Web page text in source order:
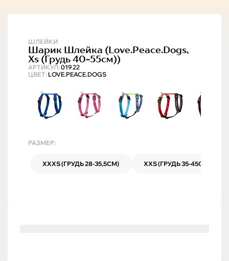
ШЛЕЙКИ
АРТИКУЛ: 01922
Шарик Шлейка (love.peace.dogs,
Xs (грудь 40-55см))
ЦВЕТ: LOVE.PEACE.DOGS
РАЗМЕР:
XXXS (ГРУДЬ 28-35,5СМ) XXS (ГРУДЬ 35-45СМ)